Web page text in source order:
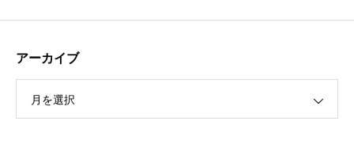
アーカイブ
月を選択